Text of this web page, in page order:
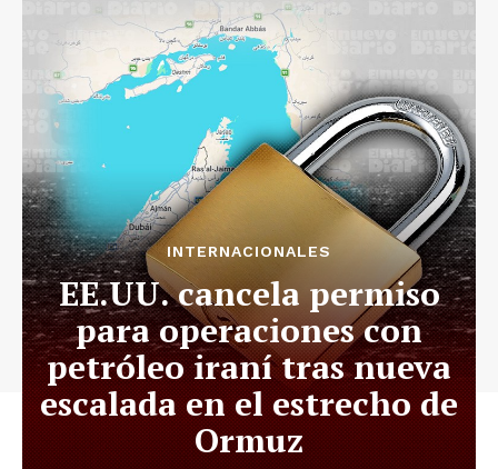
INTERNACIONALES
EE.UU. cancela permiso
para operaciones con
petróleo iraní tras nueva
escalada en el estrecho de
Ormuz